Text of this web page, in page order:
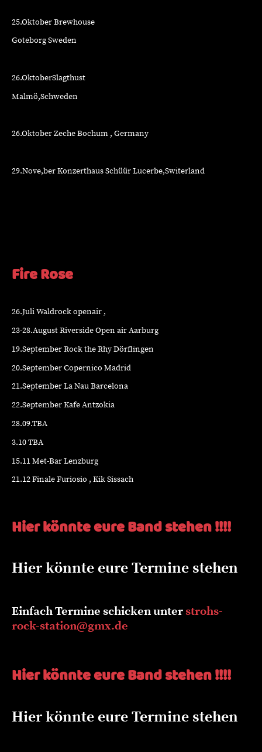
25.Oktober Brewhouse
Goteborg Sweden
26.OktoberSlagthust
Malmö,Schweden
26.Oktober Zeche Bochum , Germany
29.Nove,ber Konzerthaus Schüür Lucerbe,Switerland
Fire Rose
26.Juli Waldrock openair ,
23-28.August Riverside Open air Aarburg
19.September Rock the Rhy Dörflingen
20.September Copernico Madrid
21.September La Nau Barcelona
22.September Kafe Antzokia
28.09.TBA
3.10 TBA
15.11 Met-Bar Lenzburg
21.12 Finale Furiosio , Kik Sissach
Hier könnte eure Band stehen !!!!
Hier könnte eure Termine stehen
Einfach Termine schicken unter strohs-
rock-station@gmx.de
Hier könnte eure Band stehen !!!!
Hier könnte eure Termine stehen